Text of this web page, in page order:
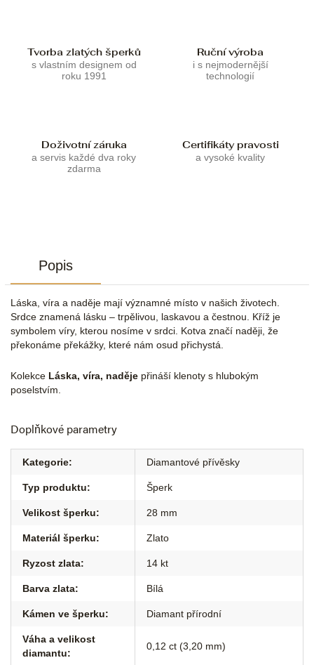
Tvorba zlatých šperků
s vlastním designem od
roku 1991
Ruční výroba
i s nejmodernější
technologií
Doživotní záruka
a servis každé dva roky
zdarma
Certifikáty pravosti
a vysoké kvality
Popis
Láska, víra a naděje mají významné místo v našich životech.
Srdce znamená lásku – trpělivou, laskavou a čestnou. Kříž je
symbolem víry, kterou nosíme v srdci. Kotva značí naději, že
překonáme překážky, které nám osud přichystá.
Kolekce Láska, víra, naděje přináší klenoty s hlubokým
poselstvím.
Doplňkové parametry
Kategorie: Diamantové přívěsky
Typ produktu: Šperk
Velikost šperku: 28 mm
Materiál šperku: Zlato
Ryzost zlata: 14 kt
Barva zlata: Bílá
Kámen ve šperku: Diamant přírodní
Váha a velikost
diamantu:
0,12 ct (3,20 mm)